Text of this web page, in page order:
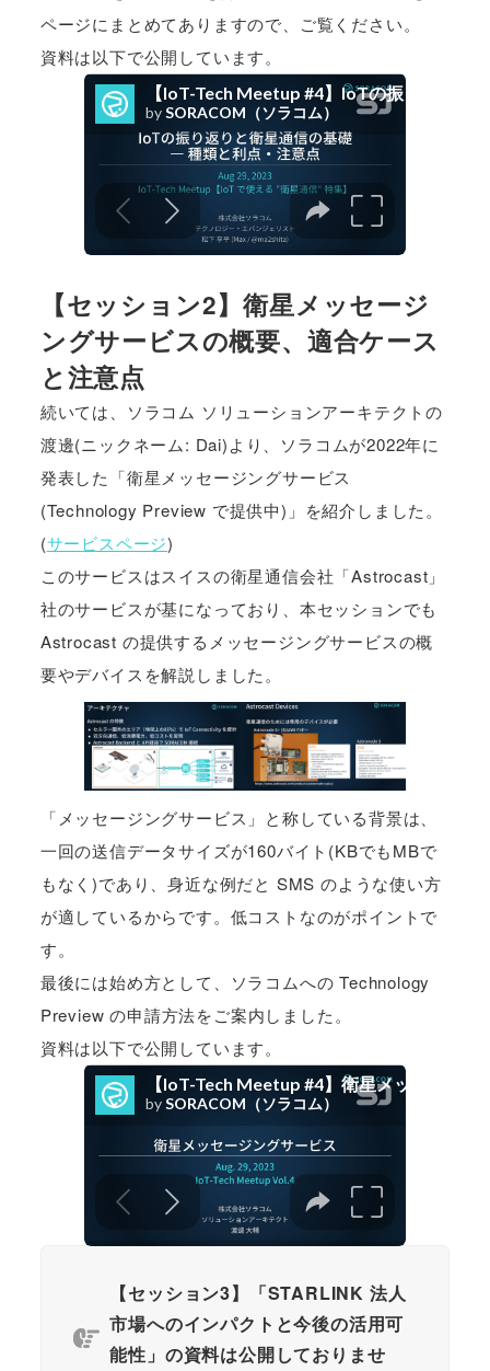
ページにまとめてありますので、ご覧ください。
資料は以下で公開しています。
【セッション2】衛星メッセージ
ングサービスの概要、適合ケース
と注意点
続いては、ソラコム ソリューションアーキテクトの
渡邊(ニックネーム: Dai)より、ソラコムが2022年に
発表した「衛星メッセージングサービス
(Technology Preview で提供中)」を紹介しました。
(サービスページ)
このサービスはスイスの衛星通信会社「Astrocast」
社のサービスが基になっており、本セッションでも
Astrocast の提供するメッセージングサービスの概
要やデバイスを解説しました。
「メッセージングサービス」と称している背景は、
一回の送信データサイズが160バイト(KBでもMBで
もなく)であり、身近な例だと SMS のような使い方
が適しているからです。低コストなのがポイントで
す。
最後には始め方として、ソラコムへの Technology
Preview の申請方法をご案内しました。
資料は以下で公開しています。
【セッション3】「STARLINK 法人
市場へのインパクトと今後の活用可
能性」の資料は公開しておりませ